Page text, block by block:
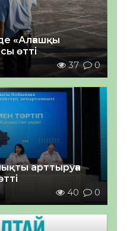
«Алғашқы
өтті
37 0
арттыруға
40 0